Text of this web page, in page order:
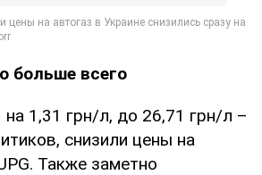
больше всего
1,31 грн/л, до 26,71 грн/л –
снизили цены на
Также заметно